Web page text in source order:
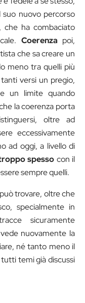
nuovo percorso
che ha combaciato
Coerenza poi,
che sa creare un
meno tra quelli più
versi un pregio,
un limite quando
la coerenza porta
oltre ad
eccessivamente
ad oggi, a livello di
spesso con il
sempre quelli.
trovare, oltre che
specialmente in
sicuramente
nuovamente la
né tanto meno il
temi già discussi